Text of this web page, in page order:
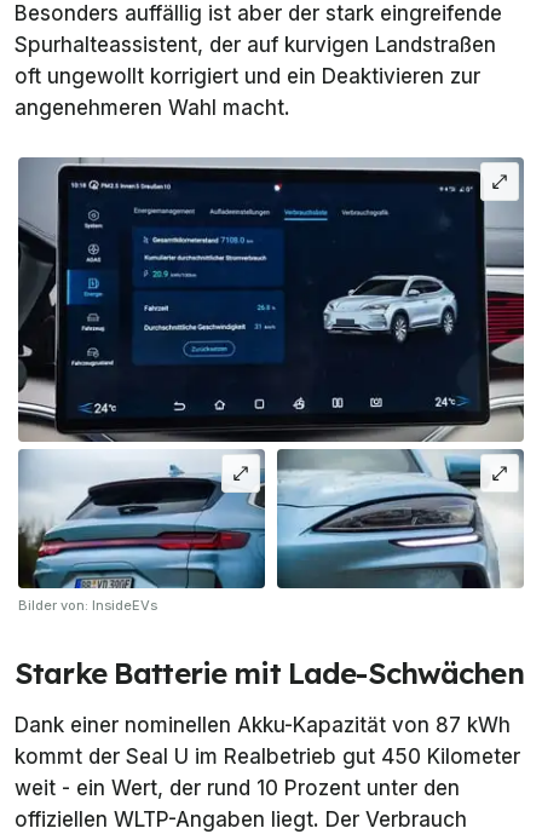
Besonders auffällig ist aber der stark eingreifende
Spurhalteassistent, der auf kurvigen Landstraßen
oft ungewollt korrigiert und ein Deaktivieren zur
angenehmeren Wahl macht.
Bilder von: InsideEVs
Starke Batterie mit Lade-Schwächen
Dank einer nominellen Akku-Kapazität von 87 kWh
kommt der Seal U im Realbetrieb gut 450 Kilometer
weit - ein Wert, der rund 10 Prozent unter den
offiziellen WLTP-Angaben liegt. Der Verbrauch